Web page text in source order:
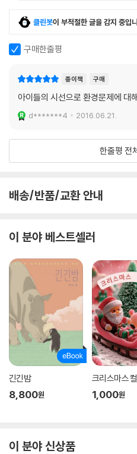
클린봇이 부적절한 글을 감지 중입
구매한줄평
종이책 구매
아이들의 시선으로 환경문제에 대
d*******4 2016.06.21.
한줄평 전
배송/반품/교환 안내
이 분야 베스트셀러
긴긴밤
8,800원
크리스마스
1,000원
이 분야 신상품